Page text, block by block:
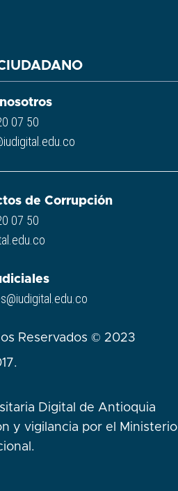
07 50
de Corrupción
07 50
Reservados © 2023
Digital de Antioquia
y vigilancia por el Ministerio